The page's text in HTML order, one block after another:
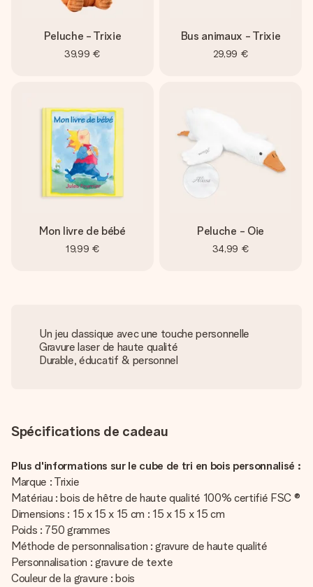
Peluche - Trixie
39,99 €
Bus animaux - Trixie
29,99 €
Mon livre de bébé
19,99 €
Peluche - Oie
34,99 €
Un jeu classique avec une touche personnelle
Gravure laser de haute qualité
Durable, éducatif & personnel
Spécifications de cadeau
Plus d'informations sur le cube de tri en bois personnalisé :
Marque : Trixie
Matériau : bois de hêtre de haute qualité 100% certifié FSC ®
Dimensions : 15 x 15 x 15 cm : 15 x 15 x 15 cm
Poids : 750 grammes
Méthode de personnalisation : gravure de haute qualité
Personnalisation : gravure de texte
Couleur de la gravure : bois